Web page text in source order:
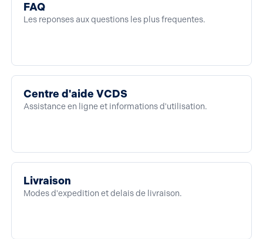
FAQ
Les reponses aux questions les plus frequentes.
Centre d'aide VCDS
Assistance en ligne et informations d'utilisation.
Livraison
Modes d'expedition et delais de livraison.